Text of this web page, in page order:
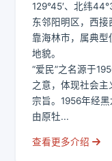
129°45′、北纬
东邻阳明区，西
靠海林市，属典
地貌。
“爱民”之名源于
之意，体现社会
宗旨。1956年经黑
由原牡...
查看更多介绍